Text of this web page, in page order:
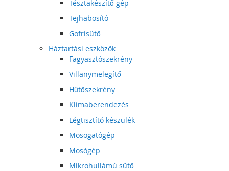
Tésztakészítő gép
Tejhabosító
Gofrisütő
Háztartási eszközök
Fagyasztószekrény
Villanymelegítő
Hűtőszekrény
Klímaberendezés
Légtisztító készülék
Mosogatógép
Mosógép
Mikrohullámú sütő